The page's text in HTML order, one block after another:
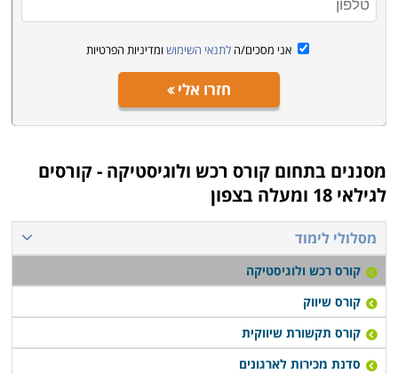
אני מסכים/ה לתנאי השימוש ומדיניות הפרטיות
חזרו אלי
מסננים בתחום קורס רכש ולוגיסטיקה - קורסים
לגילאי 18 ומעלה בצפון
מסלולי לימוד
קורס רכש ולוגיסטיקה
קורס שיווק
קורס תקשורת שיווקית
סדנת מכירות לארגונים